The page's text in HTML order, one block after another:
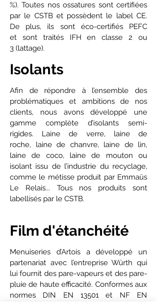
%). Toutes nos ossatures sont certifiées
par le CSTB et possèdent le label CE.
De plus, ils sont éco-certifiés PEFC
et sont traités IFH en classe 2 ou
3 (lattage).
Afin de répondre à l’ensemble des
problématiques et ambitions de nos
clients, nous avons développé une
gamme complète d’isolants semi-
rigides. Laine de verre, laine de
roche, laine de chanvre, laine de lin,
laine de coco, laine de mouton ou
isolant issu de l’industrie du recyclage,
comme le métisse produit par Emmaüs
Le Relais... Tous nos produits sont
labellisés par le CSTB.
Menuiseries d’Artois a développé un
partenariat avec l’entreprise Würth qui
lui fournit des pare-vapeurs et des pare-
pluie de haute efficacité. Conformes aux
normes DIN EN 13501 et NF EN
Isolants
Film d'étanchéité